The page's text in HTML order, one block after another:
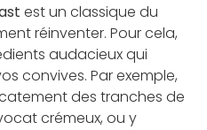
est un classique du
réinventer. Pour cela,
audacieux qui
convives. Par exemple,
des tranches de
crémeux, ou y